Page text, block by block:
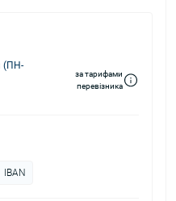
(ПН-
за тарифами
перевізника
IBAN